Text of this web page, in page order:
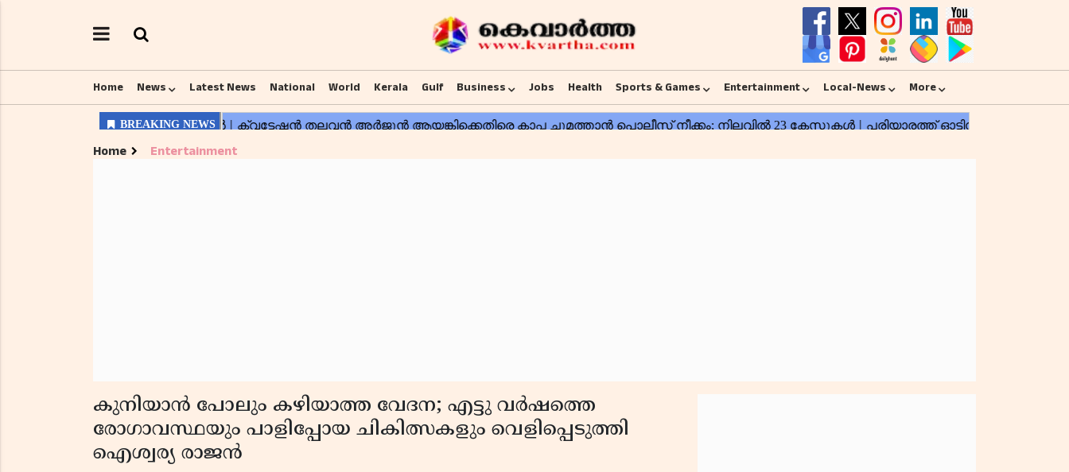
Home News Latest News National World Kerala Gulf Business Jobs Health Sports & Games Entertainment Local-News More
Home Entertainment
കുനിയാൻ പോലും കഴിയാത്ത വേദന; എട്ടു വർഷത്തെ
രോഗാവസ്ഥയും പാളിപ്പോയ ചികിത്സകളും വെളിപ്പെടുത്തി
ഐശ്വര്യ രാജൻ